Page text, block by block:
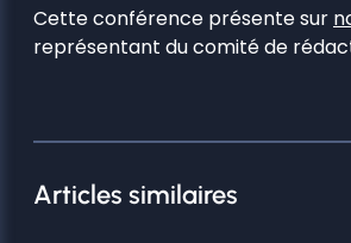
Cette conférence présente sur
représentant du comité de
Articles similaires